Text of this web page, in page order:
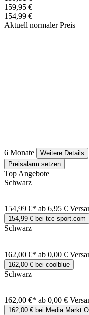
159,95 €
154,99 €
Aktuell normaler Preis
6 Monate
Weitere Details
Preisalarm setzen
Top Angebote
Schwarz
154,99 €* ab 6,95 €
154,99 € bei tcc-sport.com
Schwarz
162,00 €* ab 0,00 €
162,00 € bei coolblue
Schwarz
162,00 €* ab 0,00 €
162,00 € bei Media Markt